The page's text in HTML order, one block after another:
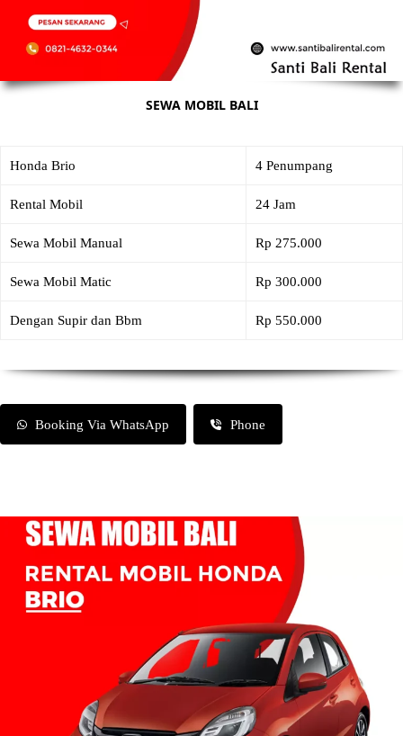
SEWA MOBIL BALI
Honda Brio 4 Penumpang
Rental Mobil 24 Jam
Sewa Mobil Manual Rp 275.000
Sewa Mobil Matic Rp 300.000
Dengan Supir dan Bbm Rp 550.000
Booking Via WhatsApp Phone